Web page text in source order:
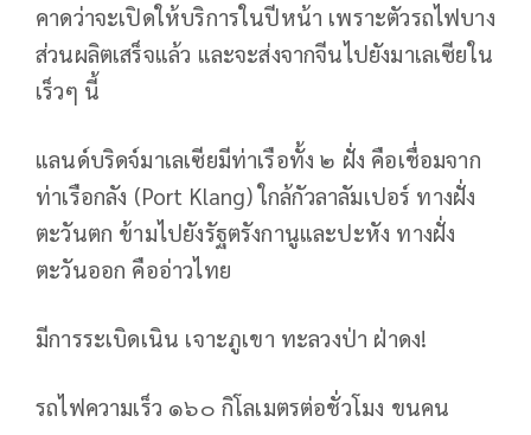
คาดว่าจะเปิดให้บริการในปีหน้า เพราะตัวรถไฟบาง
ส่วนผลิตเสร็จแล้ว และจะส่งจากจีนไปยังมาเลเซียใน
เร็วๆ นี้
แลนด์บริดจ์มาเลเซียมีท่าเรือทั้ง ๒ ฝั่ง คือเชื่อมจาก
ท่าเรือกลัง (Port Klang) ใกล้กัวลาลัมเปอร์ ทางฝั่ง
ตะวันตก ข้ามไปยังรัฐตรังกานูและปะหัง ทางฝั่ง
ตะวันออก คืออ่าวไทย
มีการระเบิดเนิน เจาะภูเขา ทะลวงป่า ฝ่าดง!
รถไฟความเร็ว ๑๖๐ กิโลเมตรต่อชั่วโมง ขนคน